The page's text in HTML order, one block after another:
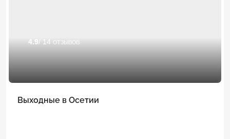
4.9/ 14 отзывов
Выходные в Осетии